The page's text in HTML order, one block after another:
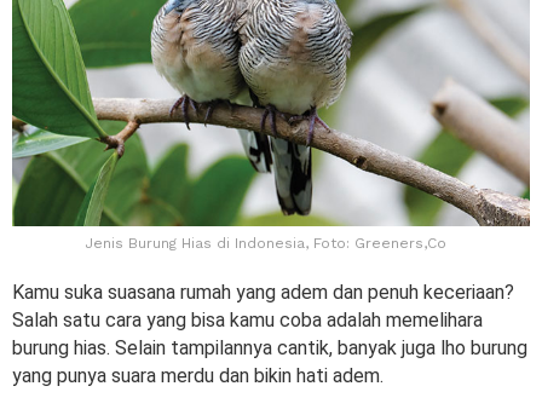
Jenis Burung Hias di Indonesia, Foto: Greeners,Co
Kamu suka suasana rumah yang adem dan penuh keceriaan?
Salah satu cara yang bisa kamu coba adalah memelihara
burung hias. Selain tampilannya cantik, banyak juga lho burung
yang punya suara merdu dan bikin hati adem.